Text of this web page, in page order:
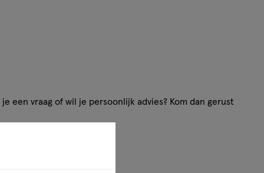
een vraag of wil je persoonlijk advies? Kom dan gerust